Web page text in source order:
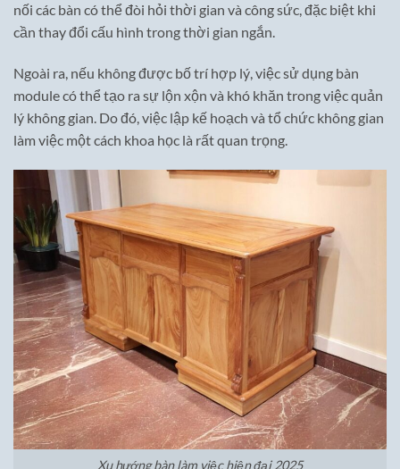
nối các bàn có thể đòi hỏi thời gian và công sức, đặc biệt khi
cần thay đổi cấu hình trong thời gian ngắn.
Ngoài ra, nếu không được bố trí hợp lý, việc sử dụng bàn
module có thể tạo ra sự lộn xộn và khó khăn trong việc quản
lý không gian. Do đó, việc lập kế hoạch và tổ chức không gian
làm việc một cách khoa học là rất quan trọng.
Xu hướng bàn làm việc hiện đại 2025